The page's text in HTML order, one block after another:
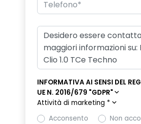
INFORMATIVA AI SENSI DEL
UE N. 2016/679 "GDPR"
Attività di marketing *
Acconsento
Non